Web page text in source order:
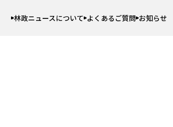
林政ニュースについて よくあるご質問 お知らせ